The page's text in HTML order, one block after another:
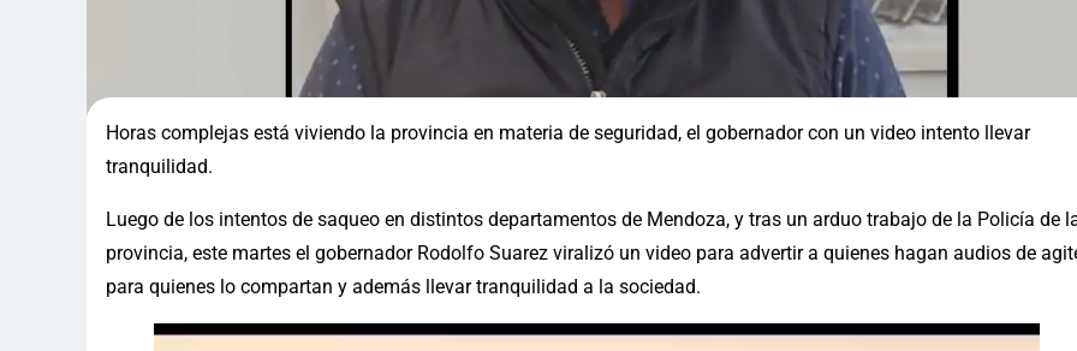
Horas complejas está viviendo la provincia en materia de seguridad, el gobernador con un video intento llevar
tranquilidad.
Luego de los intentos de saqueo en distintos departamentos de Mendoza, y tras un arduo trabajo de la Policía de
provincia, este martes el gobernador Rodolfo Suarez viralizó un video para advertir a quienes hagan audios de
para quienes lo compartan y además llevar tranquilidad a la sociedad.